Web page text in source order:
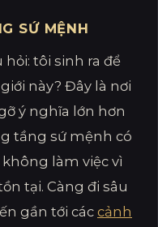
SỨ MỆNH
tôi sinh ra để
này? Đây là nơi
ý nghĩa lớn hơn
tầng sứ mệnh có
làm việc vì
tại. Càng đi sâu
gần tới cáccảnh